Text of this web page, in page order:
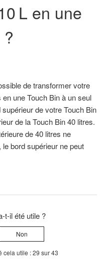
L en une
de transformer votre
une Touch Bin à un seul
de votre Touch Bin
de la Touch Bin 40 litres.
de 40 litres ne
bord supérieur ne peut
t-il été utile ?
Non
cela utile : 29 sur 43